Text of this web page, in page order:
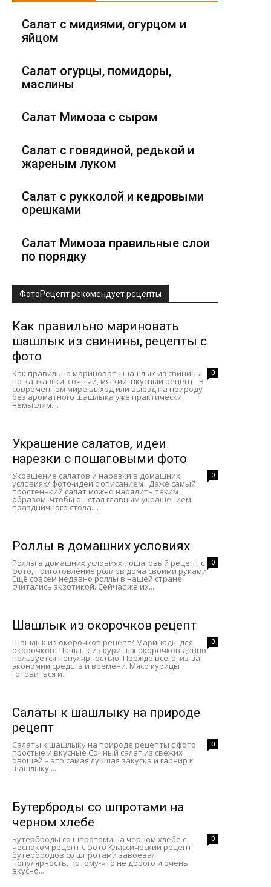
Салат с мидиями, огурцом и
яйцом
Салат огурцы, помидоры,
маслины
Салат Мимоза с сыром
Салат с говядиной, редькой и
жареным луком
Салат с рукколой и кедровыми
орешками
Салат Мимоза правильные слои
по порядку
ФотоРецепт рекомендует рецепты
Как правильно мариновать
шашлык из свинины, рецепты с
фото
0
Как правильно мариновать шашлык из свинины
по-кавказски, сочный, мягкий, вкусный рецепт В
современном мире выход или выезд на природу
без ароматного шашлыка уже практически
немыслим....
Украшение салатов, идеи
нарезки с пошаговыми фото
0
Украшение салатов и нарезки в домашних
условиях/ фото-идеи с описанием Даже самый
простенький салат можно нарядить таким
образом, чтобы он стал главным украшением
праздничного стола....
Роллы в домашних условиях
0
Роллы в домашних условиях пошаговый рецепт с
фото, приготовление роллов дома своими руками
Ещё совсем недавно роллы в нашей стране
считались экзотикой. Сейчас же их...
Шашлык из окорочков рецепт
0
Шашлык из окорочков рецепт/ Маринады для
окорочков Шашлык из куриных окорочков давно
пользуется популярностью. Прежде всего, из-за
экономии средств и времени. Мясо курицы
готовиться и...
Салаты к шашлыку на природе
рецепт
0
Салаты к шашлыку на природе рецепты с фото
простые и вкусные Сочный салат из свежих
овощей – это самая лучшая закуска и гарнир к
шашлыку....
Бутерброды со шпротами на
черном хлебе
0
Бутерброды со шпротами на черном хлебе с
чесноком рецепт с фото Классический рецепт
бутербродов со шпротами завоевал
популярность, потому-что не дорого и очень
вкусно....